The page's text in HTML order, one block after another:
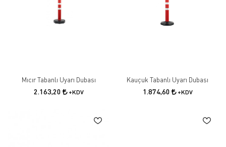
Mıcır Tabanlı Uyarı Dubası
2.163,20 +KDV
Kauçuk Tabanlı Uyarı Dubası
1.874,60 +KDV